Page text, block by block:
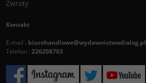
Zwroty
Kontakt
E-mail : biurohandlowe@wydawnictwodialog.pl
Telefon : 226208703